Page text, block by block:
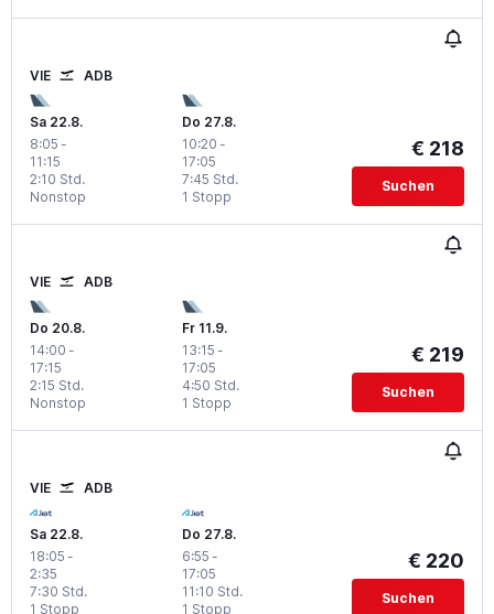
VIE ADB
Sa 22.8.
8:05 -
11:15
Nonstop
2:10 Std.
Do 27.8.
10:20 -
17:05
1 Stopp
7:45 Std.
€ 218
Suchen
VIE ADB
Do 20.8.
14:00 -
17:15
Nonstop
2:15 Std.
Fr 11.9.
13:15 -
17:05
1 Stopp
4:50 Std.
€ 219
Suchen
VIE ADB
Sa 22.8.
18:05 -
2:35
1 Stopp
7:30 Std.
Do 27.8.
6:55 -
17:05
1 Stopp
11:10 Std.
€ 220
Suchen